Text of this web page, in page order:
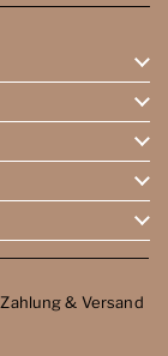
Zahlung & Versand